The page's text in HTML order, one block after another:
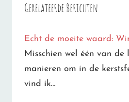
Gerelateerde Berichten
Echt de moeite waard:
Misschien wel één van de
manieren om in de
vind ik…